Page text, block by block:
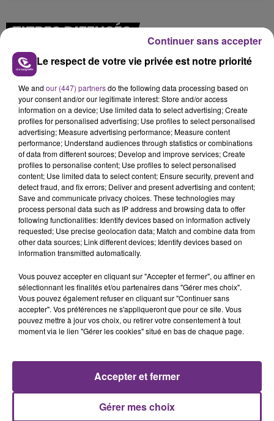
l'inspection du Travail en profite pour rappeler
TITRES DIFFUSÉS
4h49
4h49
METALLICA
Nothing Else Matters.
OLIVIA RODRIGO
Stupid Song
4h42
4h42 4h39
4h39
A L'ANTENNE
Le respect de votre vie privée est notre priorité
We and our (447) partnersdo the following data processing based on
your consent and/or our legitimate interest: Store and/or access
information on a device; Use limited data to select advertising; Create
profiles for personalised advertising; Use profiles to select personalised
advertising; Measure advertising performance; Measure content
performance; Understand audiences through statistics or combinations
of data from different sources; Develop and improve services; Create
profiles to personalise content; Use profiles to select personalised
content; Use limited data to select content; Ensure security, prevent and
detect fraud, and fix errors; Deliver and present advertising and content;
Save and communicate privacy choices. These technologies may
process personal data such as IP address and browsing data to offer
following functionalities: Identify devices based on information actively
requested; Use precise geolocation data; Match and combine data from
other data sources; Link different devices; Identify devices based on
information transmitted automatically.
Vous pouvez accepter en cliquant sur "Accepter et fermer", ou affiner en
sélectionnant les finalités et/ou partenaires dans "Gérer mes choix".
Vous pouvez également refuser en cliquant sur "Continuer sans
accepter". Vos préférences ne s'appliqueront que pour ce site. Vous
pouvez mettre à jour vos choix, ou retirer votre consentement à tout
moment via le lien "Gérer les cookies" situé en bas de chaque page.
Gérer mes choix
Accepter et fermer
Continuer sans accepter